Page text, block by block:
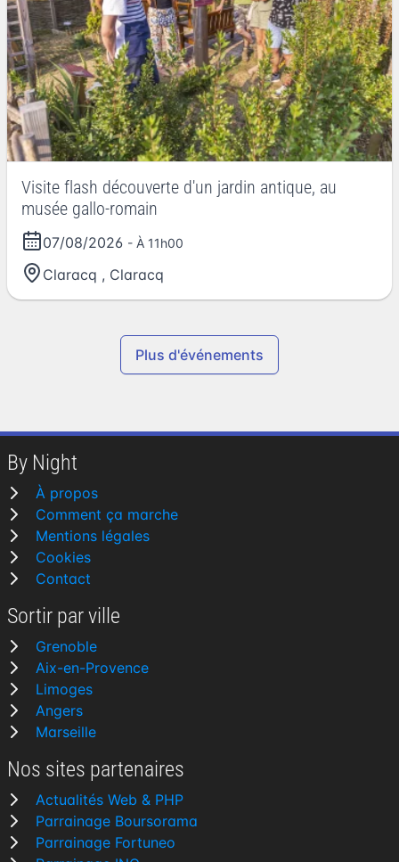
Visite flash découverte d'un jardin antique, au
musée gallo-romain
07/08/2026 - À 11h00
Claracq , Claracq
Plus d'événements
By Night
À propos
Comment ça marche
Mentions légales
Cookies
Contact
Sortir par ville
Grenoble
Aix-en-Provence
Limoges
Angers
Marseille
Nos sites partenaires
Actualités Web & PHP
Parrainage Boursorama
Parrainage Fortuneo